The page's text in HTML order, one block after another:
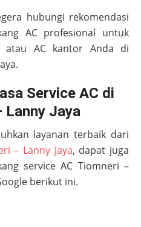
hubungi rekomendasi
AC profesional untuk
atau AC kantor Anda di
.
Service AC di
Lanny Jaya
layanan terbaik dari
– Lanny Jaya, dapat juga
service AC Tiomneri –
berikut ini.